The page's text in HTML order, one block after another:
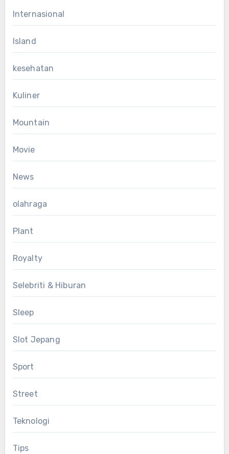
Internasional
Island
kesehatan
Kuliner
Mountain
Movie
News
olahraga
Plant
Royalty
Selebriti & Hiburan
Sleep
Slot Jepang
Sport
Street
Teknologi
Tips